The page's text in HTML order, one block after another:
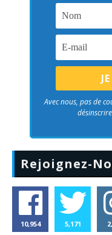
Avec nous, pas de
Rejoignez-
10,954 5,171